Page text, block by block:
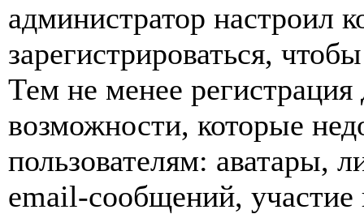
администратор
зарегистрироваться,
Тем не менее
возможности, которые
пользователям: аватары,
email-сообщений, участие